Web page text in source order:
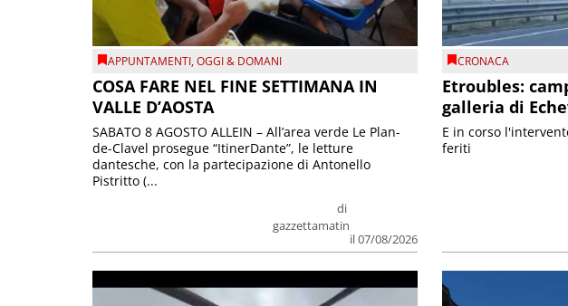
APPUNTAMENTI,OGGI & DOMANI
COSA FARE NEL FINE SETTIMANA IN
VALLE D’AOSTA
di
gazzettamatin
il 07/08/2026
SABATO 8 AGOSTO ALLEIN – All’area verde Le Plan-
de-Clavel prosegue “ItinerDante”, le letture
dantesche, con la partecipazione di Antonello
Pistritto (...
CRONACA
Etroubles:
galleria di
E in corso
feriti